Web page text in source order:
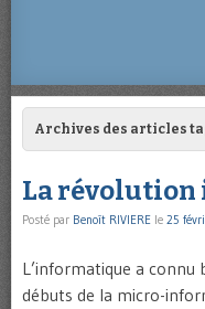
Archives des articles
La
Posté par Benoît RIVIERE le 25
L’informatique a connu
débuts de la micro-